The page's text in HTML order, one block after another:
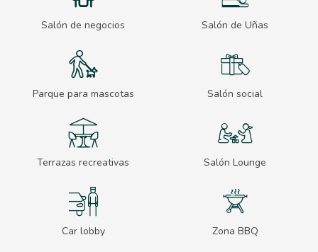
Salón de negocios Salón de Uñas
Parque para mascotas Salón social
Terrazas recreativas Salón Lounge
Car lobby Zona BBQ